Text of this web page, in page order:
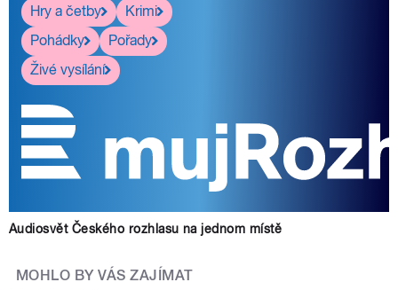
Hry a četby
Krimi
Pohádky
Pořady
Živé vysílání
Audiosvět Českého rozhlasu na jednom místě
MOHLO BY VÁS ZAJÍMAT